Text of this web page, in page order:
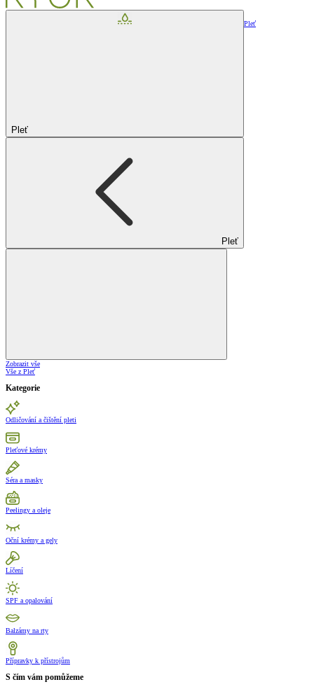
Pleť
Pleť
Pleť
Zobrazit vše
Vše z Pleť
Kategorie
Odličování a čištění pleti
Pleťové krémy
Séra a masky
Peelingy a oleje
Oční krémy a gely
Líčení
SPF a opalování
Balzámy na rty
Přípravky k přístrojům
S čím vám pomůžeme